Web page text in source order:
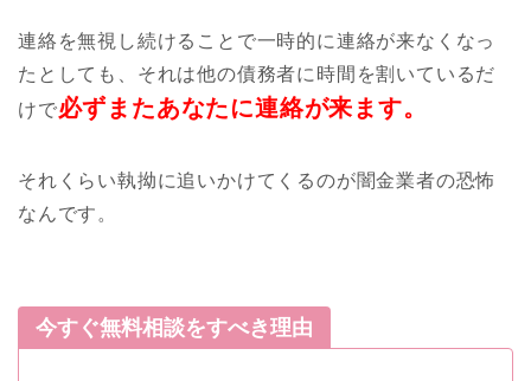
連絡を無視し続けることで一時的に連絡が来なくなっ
たとしても、それは他の債務者に時間を割いているだ
けで必ずまたあなたに連絡が来ます。
それくらい執拗に追いかけてくるのが闇金業者の恐怖
なんです。
今すぐ無料相談をすべき理由